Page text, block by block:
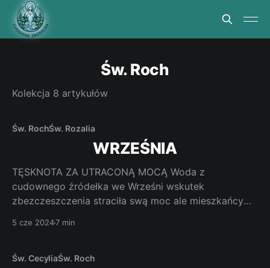
Św. Roch
Kolekcja 8 artykułów
Św. RochŚw. Rozalia
WRZEŚNIA
TĘSKNOTA ZA UTRACONĄ MOCĄ Woda z
cudownego źródełka we Wrześni wskutek
zbezczeszczenia straciła swą moc ale mieszkańcy
krajowej nr 92 lub A2. W obu wypadkach mamy
5 cze 20247 min
Św. CecyliaŚw. Roch